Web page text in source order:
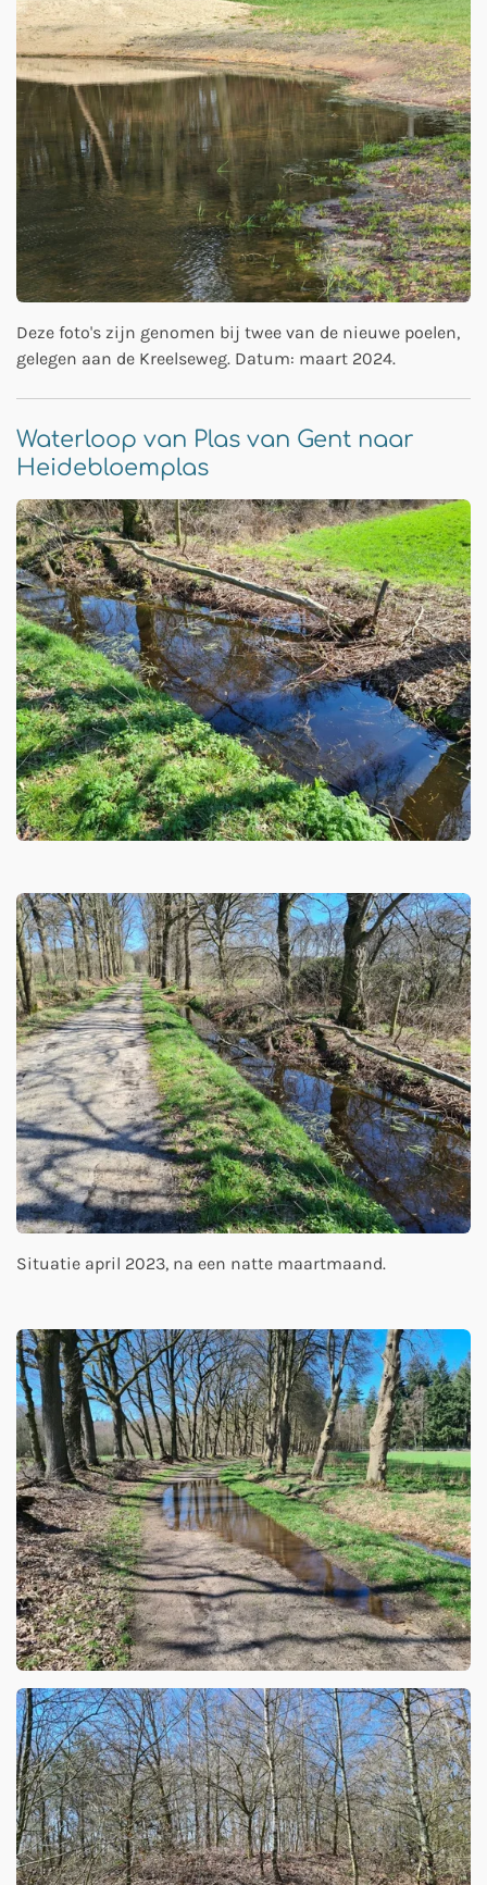
Deze foto's zijn genomen bij twee van de nieuwe poelen,
gelegen aan de Kreelseweg. Datum: maart 2024.
Waterloop van Plas van Gent naar
Heidebloemplas
Situatie april 2023, na een natte maartmaand.